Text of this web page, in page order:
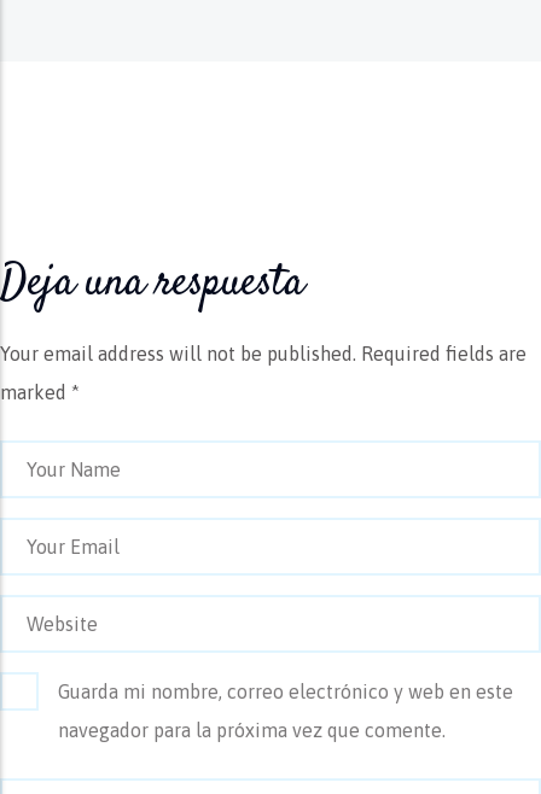
Deja una respuesta
Your email address will not be published. Required fields are
marked *
Guarda mi nombre, correo electrónico y web en este
navegador para la próxima vez que comente.